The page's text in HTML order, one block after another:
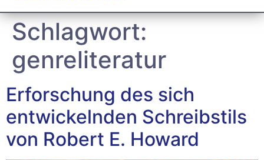
Schlagwort:
genreliteratur
Erforschung des sich
entwickelnden Schreibstils
von Robert E. Howard